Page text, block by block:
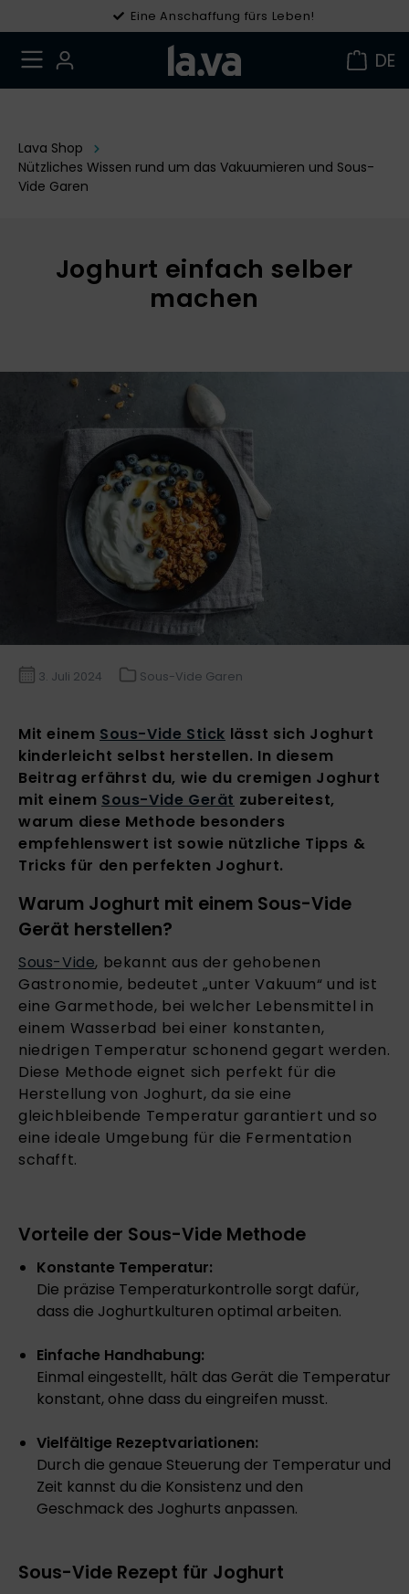
Eine Anschaffung fürs Leben!
Gratis Versand in DE ab 49 €
DE
Lava Shop
Nützliches Wissen rund um das Vakuumieren und Sous-
Vide Garen
Joghurt einfach selber
machen
3. Juli 2024 Sous-Vide Garen
Mit einem Sous-Vide Stick lässt sich Joghurt
kinderleicht selbst herstellen. In diesem
Beitrag erfährst du, wie du cremigen Joghurt
mit einem Sous-Vide Gerät zubereitest,
warum diese Methode besonders
empfehlenswert ist sowie nützliche Tipps &
Tricks für den perfekten Joghurt.
Warum Joghurt mit einem Sous-Vide
Gerät herstellen?
Sous-Vide, bekannt aus der gehobenen
Gastronomie, bedeutet „unter Vakuum“ und ist
eine Garmethode, bei welcher Lebensmittel in
einem Wasserbad bei einer konstanten,
niedrigen Temperatur schonend gegart werden.
Diese Methode eignet sich perfekt für die
Herstellung von Joghurt, da sie eine
gleichbleibende Temperatur garantiert und so
eine ideale Umgebung für die Fermentation
schafft.
Vorteile der Sous-Vide Methode
Konstante Temperatur:
Die präzise Temperaturkontrolle sorgt dafür,
dass die Joghurtkulturen optimal arbeiten.
Einfache Handhabung:
Einmal eingestellt, hält das Gerät die Temperatur
konstant, ohne dass du eingreifen musst.
Vielfältige Rezeptvariationen:
Durch die genaue Steuerung der Temperatur und
Zeit kannst du die Konsistenz und den
Geschmack des Joghurts anpassen.
Sous-Vide Rezept für Joghurt